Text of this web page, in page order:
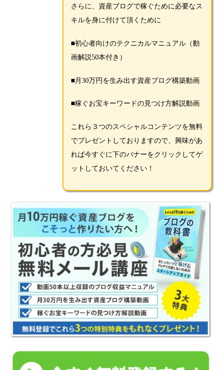
さらに、資産ブログで稼ぐために必要なス
キルを身に付けて頂くために
■初心者向けのテクニカルマニュアル（動
画解説50本付き）
■月30万円を生み出す資産ブログ構築動画
■稼ぐお宝キーワードの見つけ方解説動画
これら３つのスペシャルコンテンツを無料
でプレゼントしておりますので、興味があ
れば今すぐに下のバナーをクリックしてゲ
ットしておいてください！